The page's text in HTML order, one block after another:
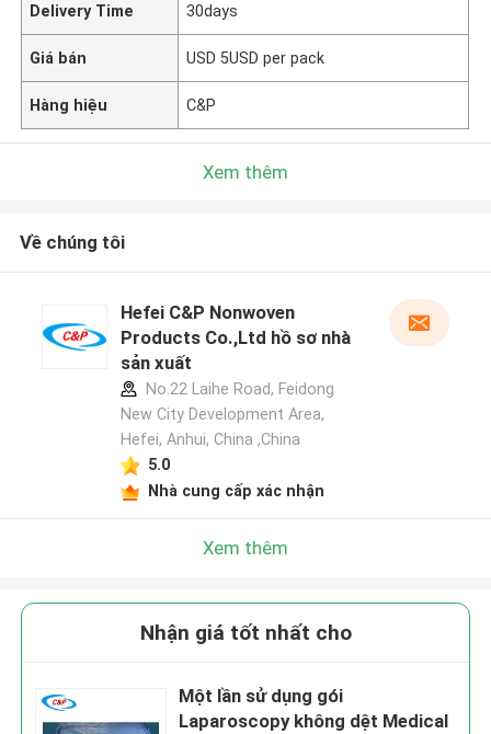
Delivery Time 30days
Giá bán USD 5USD per pack
Hàng hiệu C&P
Xem thêm
Về chúng tôi
Hefei C&P Nonwoven
Products Co.,Ltd hồ sơ nhà
sản xuất
No.22 Laihe Road, Feidong
New City Development Area,
Hefei, Anhui, China ,China
5.0
Nhà cung cấp xác nhận
Xem thêm
Nhận giá tốt nhất cho
Một lần sử dụng gói
Laparoscopy không dệt Medical